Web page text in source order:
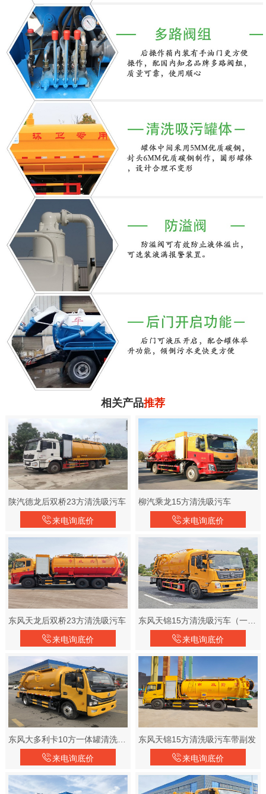
相关产品推荐
陕汽德龙后双桥23方清洗吸污车
来电询底价
柳汽乘龙15方清洗吸污车
来电询底价
东风天龙后双桥23方清洗吸污车
来电询底价
来电询底价
来电询底价
东风天锦15方清洗吸污车带副发
来电询底价